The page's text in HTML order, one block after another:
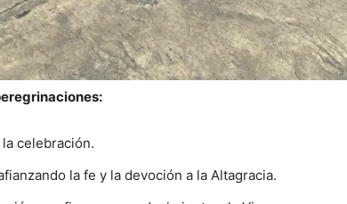
celebración.
la fe y la devoción a la Altagracia.